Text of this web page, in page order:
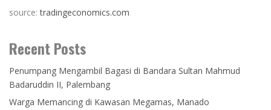
source:tradingeconomics.com
Recent Posts
Penumpang Mengambil Bagasi di Bandara Sultan Mahmud
Badaruddin II, Palembang
Warga Memancing di Kawasan Megamas, Manado